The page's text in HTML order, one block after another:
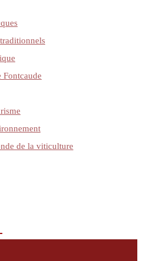
Fontcaude
de la viticulture